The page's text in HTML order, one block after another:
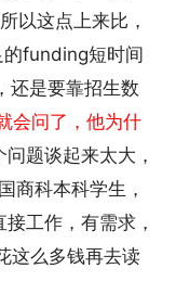
以这点上来比，
funding短时间
还是要靠招生数
会问了，他为什
问题谈起来太大，
商科本科学生，
工作，有需求，
这么多钱再去读